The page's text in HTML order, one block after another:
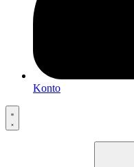
Konto